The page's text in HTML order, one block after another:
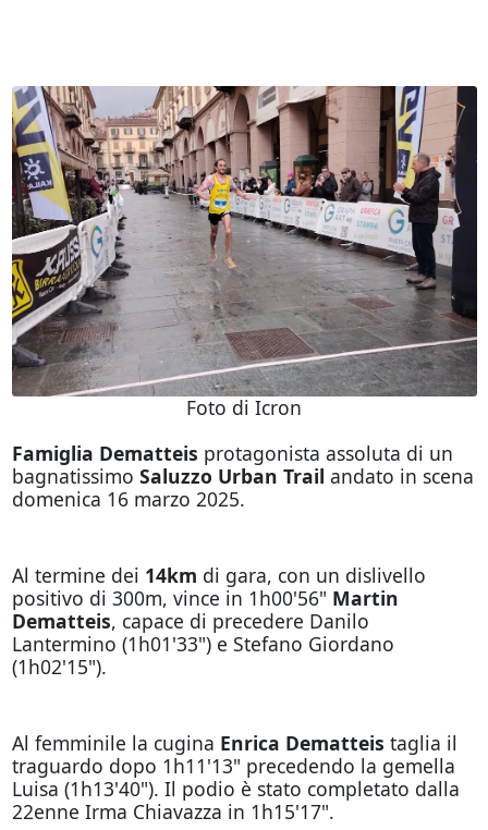
Foto di Icron
Famiglia Dematteis protagonista assoluta di un
bagnatissimo Saluzzo Urban Trail andato in scena
domenica 16 marzo 2025.
Al termine dei 14km di gara, con un dislivello
positivo di 300m, vince in 1h00'56" Martin
Dematteis, capace di precedere Danilo
Lantermino (1h01'33") e Stefano Giordano
(1h02'15").
Al femminile la cugina Enrica Dematteis taglia il
traguardo dopo 1h11'13" precedendo la gemella
Luisa (1h13'40"). Il podio è stato completato dalla
22enne Irma Chiavazza in 1h15'17".